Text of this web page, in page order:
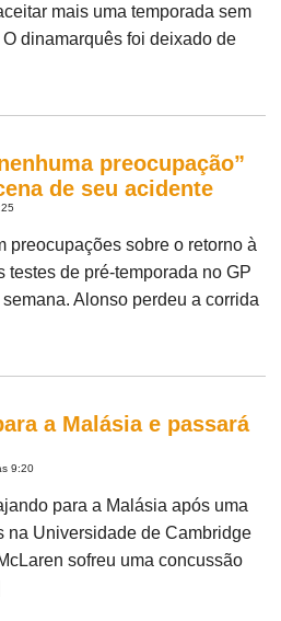
mais uma temporada sem
dinamarquês foi deixado de
preocupação”
de seu acidente
preocupações sobre o retorno à
testes de pré-temporada no GP
Alonso perdeu a corrida
a Malásia e passará
9:20
para a Malásia após uma
na Universidade de Cambridge
sofreu uma concussão